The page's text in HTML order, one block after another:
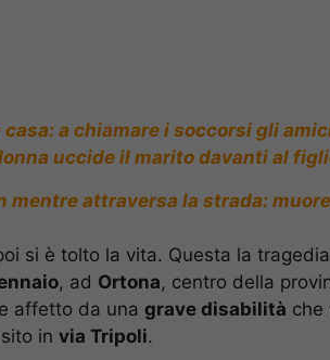
a chiamare i soccorsi gli
uccide il marito davanti al
mentre attraversa la strada:
si è tolto la vita. Questa la
, ad Ortona, centro della
affetto da una grave disabilità che
in via Tripoli.